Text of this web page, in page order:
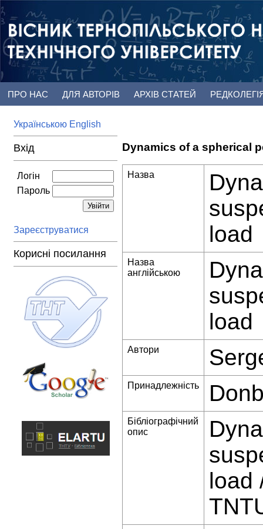
ПРО НАС ДЛЯ АВТОРІВ АРХІВ СТАТЕЙ
Українською English
Вхід
Логін
Пароль
Зареєструватися
Корисні посилання
Dynamics of a spherical
Назва
load
Назва
англійською
load
Автори
Принадлежність
Бібліографічний
опис
load